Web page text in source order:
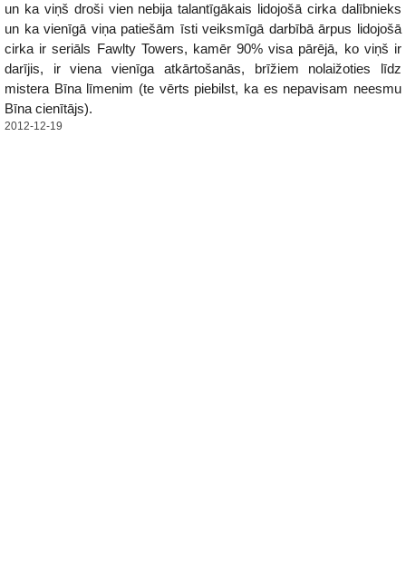
un ka viņš droši vien nebija talantīgākais lidojošā cirka dalībnieks
un ka vienīgā viņa patiešām īsti veiksmīgā darbībā ārpus lidojošā
cirka ir seriāls Fawlty Towers, kamēr 90% visa pārējā, ko viņš ir
darījis, ir viena vienīga atkārtošanās, brīžiem nolaižoties līdz
mistera Bīna līmenim (te vērts piebilst, ka es nepavisam neesmu
Bīna cienītājs).
2012-12-19